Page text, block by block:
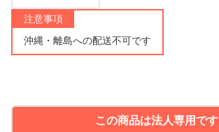
注意事項
沖縄・離島への配送不可です
この商品は法人専用です